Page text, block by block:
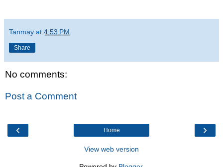
Tanmay at 4:53 PM
Share
No comments:
Post a Comment
‹ ›
Home
View web version